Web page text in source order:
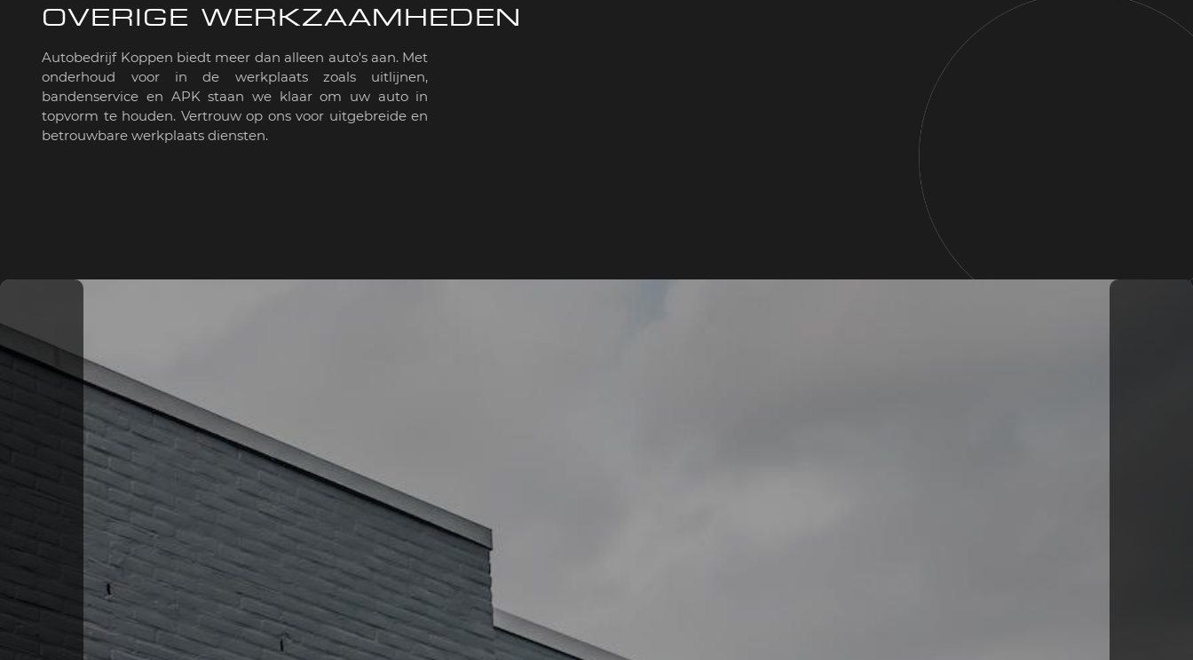
OVERIGE WERKZAAMHEDEN
Autobedrijf Koppen biedt meer dan alleen auto's aan. Met
onderhoud voor in de werkplaats zoals uitlijnen,
bandenservice en APK staan we klaar om uw auto in
topvorm te houden. Vertrouw op ons voor uitgebreide en
betrouwbare werkplaats diensten.